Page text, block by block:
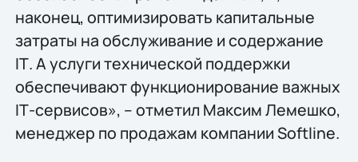
наконец, оптимизировать капитальные
затраты на обслуживание и содержание
IТ. А услуги технической поддержки
обеспечивают функционирование важных
IТ-сервисов», – отметил Максим Лемешко,
менеджер по продажам компании Softline.